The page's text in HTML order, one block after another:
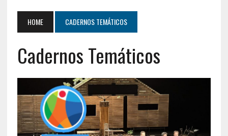
HOME CADERNOS TEMÁTICOS
Cadernos Temáticos